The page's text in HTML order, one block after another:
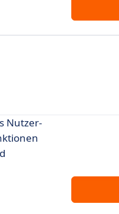
Nutzer-